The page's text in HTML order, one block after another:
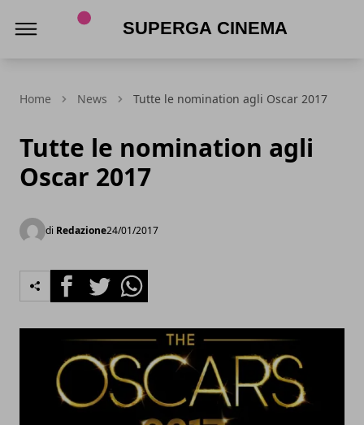
Home News Tutte le nomination agli Oscar 2017
Tutte le nomination agli
Oscar 2017
di Redazione24/01/2017
FacebookTwitterWhatsapp